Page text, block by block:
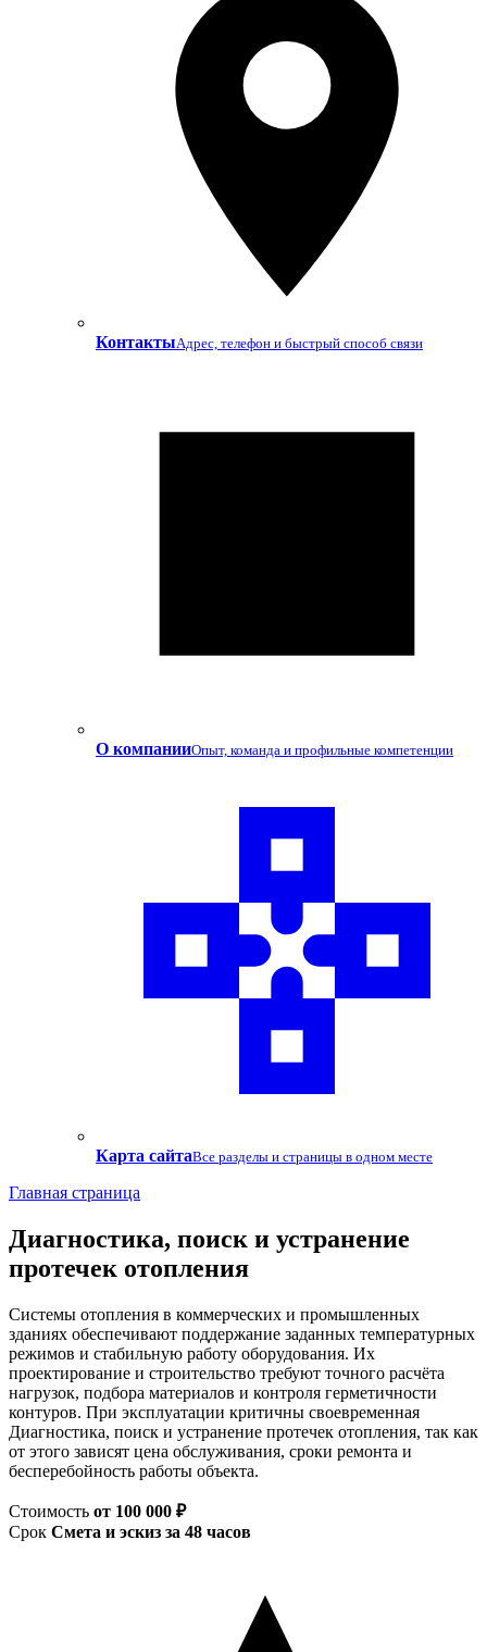
КонтактыАдрес, телефон и быстрый способ связи
О компанииОпыт, команда и профильные компетенции
Карта сайтаВсе разделы и страницы в одном месте
Главная страница
Диагностика, поиск и устранение
протечек отопления
Системы отопления в коммерческих и промышленных
зданиях обеспечивают поддержание заданных температурных
режимов и стабильную работу оборудования. Их
проектирование и строительство требуют точного расчёта
нагрузок, подбора материалов и контроля герметичности
контуров. При эксплуатации критичны своевременная
Диагностика, поиск и устранение протечек отопления, так как
от этого зависят цена обслуживания, сроки ремонта и
бесперебойность работы объекта.
Стоимость от 100 000 ₽
Срок Смета и эскиз за 48 часов